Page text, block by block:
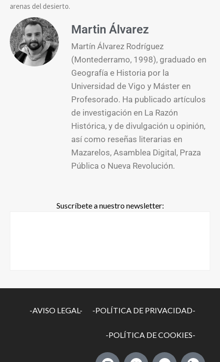
arenas del desierto.
Martin Álvarez
Martín Álvarez Rodríguez
(Montederramo, 1998), graduado en
Geografía e Historia por la
Universidad de Vigo y Máster en
Profesorado. Ha publicado artículos
de investigación en La Razón
Histórica, y de divulgación u opinión,
así como reseñas literarias en
Mazarelos, Asamblea Digital, Praza
Pública o Nueva Revolución.
Suscríbete a nuestro newsletter:
-AVISO LEGAL- -POLÍTICA DE PRIVACIDAD-
-POLÍTICA DE COOKIES-